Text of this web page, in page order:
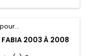
FABIA 2003 À 2008